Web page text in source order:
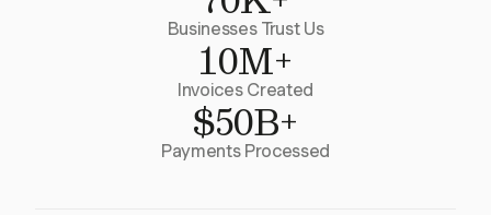
Businesses Trust Us
10M+
Invoices Created
$50B+
Payments Processed